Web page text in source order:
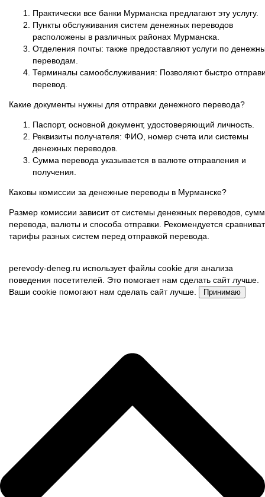
Практически все банки Мурманска предлагают эту услугу.
Пункты обслуживания систем денежных переводов
расположены в различных районах Мурманска.
Отделения почты: также предоставляют услуги по
переводам.
Терминалы самообслуживания: Позволяют быстро
перевод.
Какие документы нужны для отправки денежного перевода?
Паспорт, основной документ, удостоверяющий личность.
Реквизиты получателя: ФИО, номер счета или системы
денежных переводов.
Сумма перевода указывается в валюте отправления и
получения.
Каковы комиссии за денежные переводы в Мурманске?
Размер комиссии зависит от системы денежных переводов,
перевода, валюты и способа отправки. Рекомендуется
тарифы разных систем перед отправкой перевода.
perevody-deneg.ru использует файлы cookie для анализа
поведения посетителей. Это помогает нам сделать сайт лучше.
Ваши cookie помогают нам сделать сайт лучше.
Принимаю